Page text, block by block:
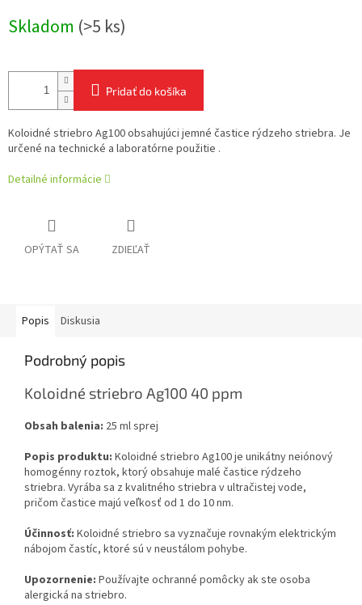
cena:
Skladom (>5 ks)
Pridať do košíka
Koloidné striebro Ag100 obsahujúci jemné častice rýdzeho striebra. Je
určené na technické a laboratórne použitie .
Detailné informácie
OPÝTAŤ SA ZDIEĽAŤ
Popis Diskusia
Podrobný popis
Koloidné striebro Ag100 40 ppm
Obsah balenia: 25 ml sprej
Popis produktu: Koloidné striebro Ag100 je unikátny neiónový
homogénny roztok, ktorý obsahuje malé častice rýdzeho
striebra. Vyrába sa z kvalitného striebra v ultračistej vode,
pričom častice majú veľkosť od 1 do 10 nm.
Účinnosť: Koloidné striebro sa vyznačuje rovnakým elektrickým
nábojom častíc, ktoré sú v neustálom pohybe.
Upozornenie: Používajte ochranné pomôcky ak ste osoba
alergická na striebro.